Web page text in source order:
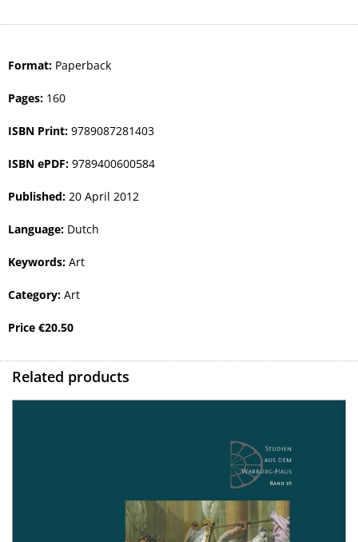
Format: Paperback
Pages: 160
ISBN Print: 9789087281403
ISBN ePDF: 9789400600584
Published: 20 April 2012
Language: Dutch
Keywords: Art
Category: Art
Price €20.50
Related products